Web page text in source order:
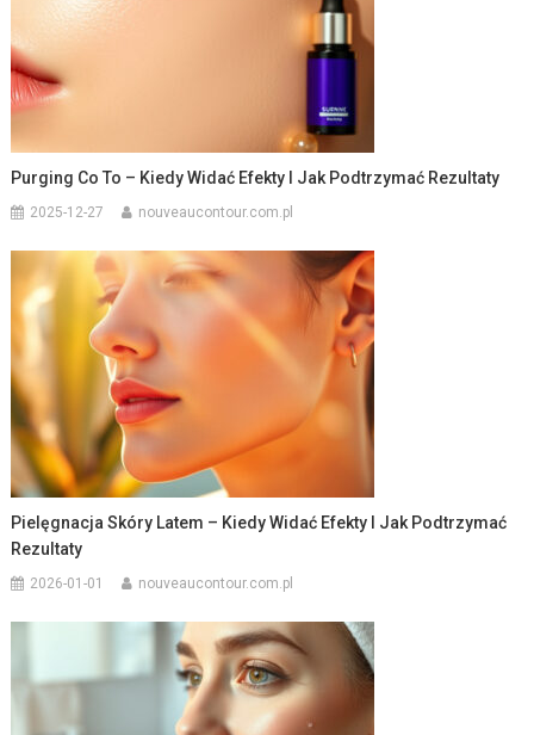
Purging Co To – Kiedy Widać Efekty I Jak Podtrzymać Rezultaty
2025-12-27 nouveaucontour.com.pl
Pielęgnacja Skóry Latem – Kiedy Widać Efekty I Jak Podtrzymać
Rezultaty
2026-01-01 nouveaucontour.com.pl